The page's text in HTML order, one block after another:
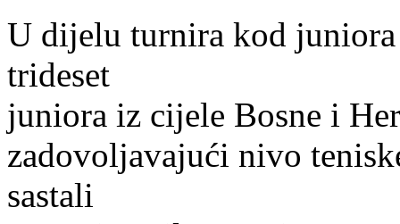
U dijelu turnira kod
trideset
juniora iz cijele Bosne i
zadovoljavajući nivo
sastali